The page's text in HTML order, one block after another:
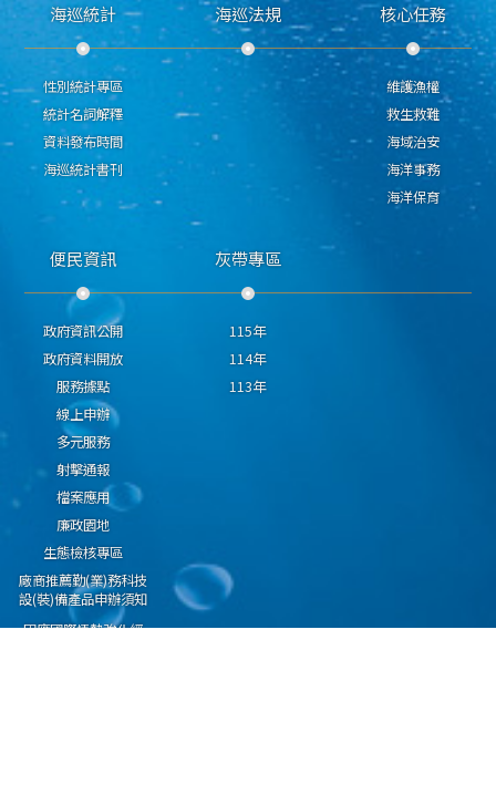
海巡統計
性別統計專區
統計名詞解釋
資料發布時間
海巡統計書刊
海巡法規 核心任務
維護漁權
救生救難
海域治安
海洋事務
海洋保育
便民資訊
政府資訊公開
政府資料開放
服務據點
線上申辦
多元服務
射擊通報
檔案應用
廉政園地
生態檢核專區
廠商推薦勤(業)務科技
設(裝)備產品申辦須知
因應國際情勢強化經
灰帶專區
115年
114年
113年